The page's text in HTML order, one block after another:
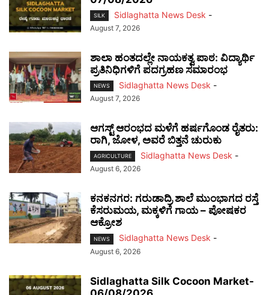
SILK Sidlaghatta News Desk -
August 7, 2026
ಶಾಲಾ ಹಂತದಲ್ಲೇ ನಾಯಕತ್ವ ಪಾಠ: ವಿದ್ಯಾರ್ಥಿ
ಪ್ರತಿನಿಧಿಗಳಿಗೆ ಪದಗ್ರಹಣ ಸಮಾರಂಭ
NEWS Sidlaghatta News Desk -
August 7, 2026
ಆಗಸ್ಟ್ ಆರಂಭದ ಮಳೆಗೆ ಹರ್ಷಗೊಂಡ ರೈತರು:
ರಾಗಿ, ಜೋಳ, ಅವರೆ ಬಿತ್ತನೆ ಚುರುಕು
AGRICULTURE Sidlaghatta News Desk -
August 6, 2026
ಕನಕನಗರ: ಗರುಡಾದ್ರಿ ಶಾಲೆ ಮುಂಭಾಗದ ರಸ್ತೆ
ಕೆಸರುಮಯ, ಮಕ್ಕಳಿಗೆ ಗಾಯ – ಪೋಷಕರ
ಆಕ್ರೋಶ
NEWS Sidlaghatta News Desk -
August 6, 2026
Sidlaghatta Silk Cocoon Market-